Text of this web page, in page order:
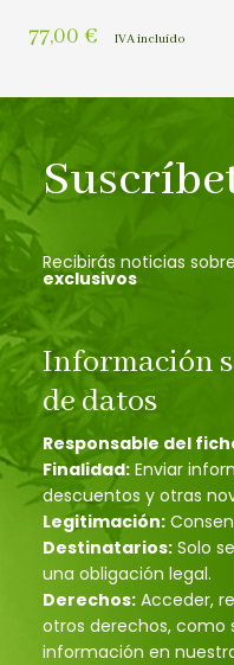
77,00 € IVA incluído
Recibirás noticias sobre
exclusivos
Información
de datos
Responsable del
Finalidad: Enviar
descuentos y otras
Legitimación:
Destinatarios: Solo
una obligación legal.
Derechos: Acceder,
otros derechos, como
información en